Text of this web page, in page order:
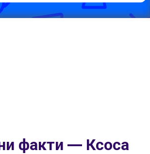
факти — Ксоса